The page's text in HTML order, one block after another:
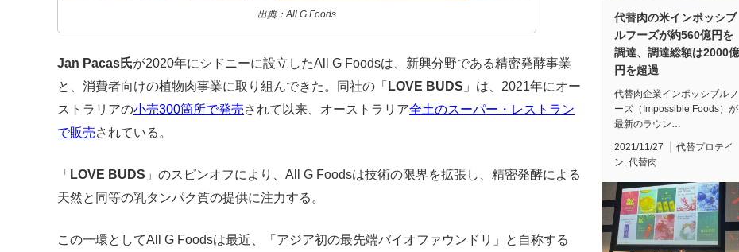
出典：All G Foods
Jan Pacas氏が2020年にシドニーに設立したAll G Foodsは、新興分野である精密発酵事業
と、消費者向けの植物肉事業に取り組んできた。同社の「 LOVE BUDS 」は、2021年にオー
ストラリアの小売300箇所で発売されて以来、オーストラリア全土のスーパー・レストラン
で販売されている。
「 LOVE BUDS 」のスピンオフにより、All G Foodsは技術の限界を拡張し、精密発酵による
天然と同等の乳タンパク質の提供に注力する。
この一環としてAll G Foodsは最近、「アジア初の最先端バイオファウンドリ」と自称する
代替肉の米インポッシブ
ルフーズが約560億円を
調達、調達総額は2000億
円を超過
代替肉企業インポッシブルフ
ーズ（Impossible Foods）が
最新のラウン…
2021/11/27
代替プロテイ
ン, 代替肉